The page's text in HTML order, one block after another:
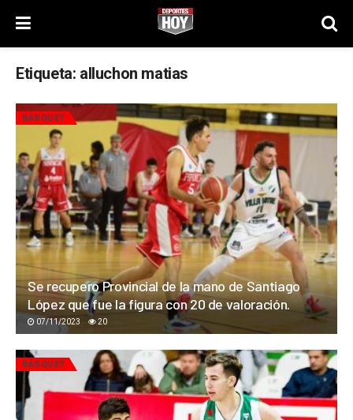
Etiqueta: alluchon matias
BÁSQUET
Se recupero Provincial de la mano de Santiago
López que fue la figura con 20 de valoración.
07/11/2023 20
BÁSQUET